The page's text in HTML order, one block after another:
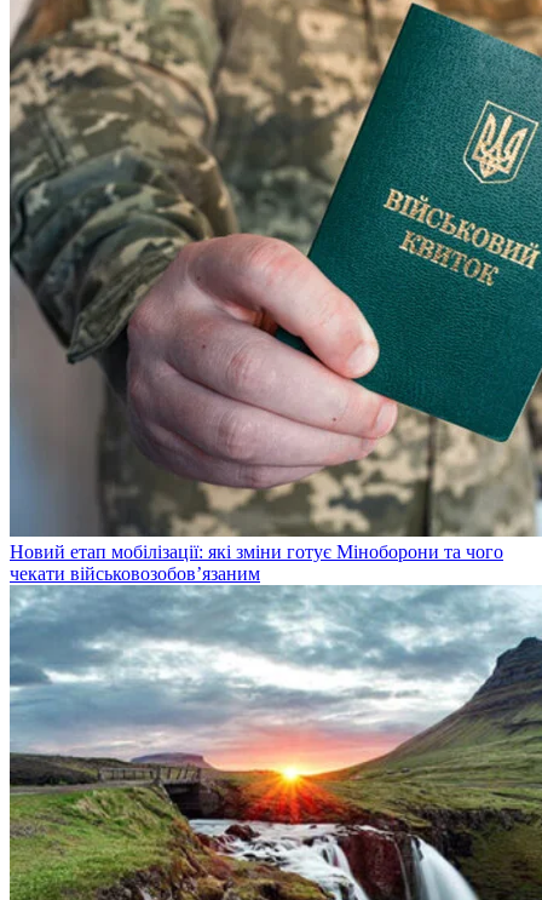
Новий етап мобілізації: які зміни готує Міноборони та чого
чекати військовозобов’язаним